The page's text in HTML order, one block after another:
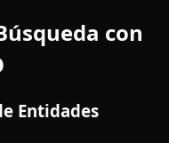
con
Entidades